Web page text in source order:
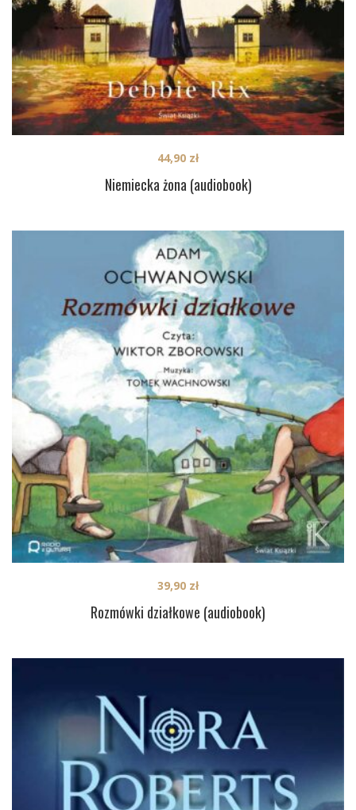
Niemiecka żona (audiobook)
44,90 zł
Rozmówki działkowe (audiobook)
39,90 zł